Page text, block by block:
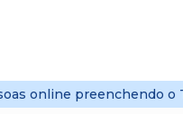
online preenchendo o